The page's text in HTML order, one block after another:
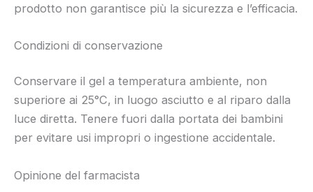
prodotto non garantisce più la sicurezza e l’efficacia.
Condizioni di conservazione
Conservare il gel a temperatura ambiente, non
superiore ai 25°C, in luogo asciutto e al riparo dalla
luce diretta. Tenere fuori dalla portata dei bambini
per evitare usi impropri o ingestione accidentale.
Opinione del farmacista